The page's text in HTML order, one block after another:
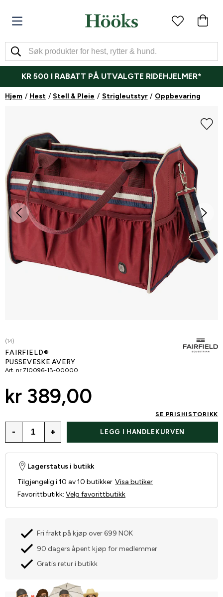
KR 500 I RABATT PÅ UTVALGTE RIDEHJELMER*
Hjem Hest Stell & Pleie Strigleutstyr Oppbevaring
(14)
FAIRFIELD®
PUSSEVESKE AVERY
Art. nr 710096-1B-00000
kr 389,00
SE PRISHISTORIKK
- + LEGG I HANDLEKURVEN
Lagerstatus i butikk
Tilgjengelig i 10 av 10 butikker Visa butiker
Favorittbutikk: Velg favorittbutikk
Fri frakt på kjøp over 699 NOK
90 dagers åpent kjøp for medlemmer
Gratis retur i butikk